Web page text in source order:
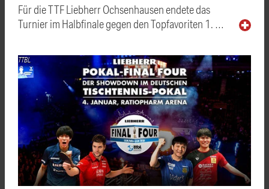
Für die TTF Liebherr Ochsenhausen endete das
Turnier im Halbfinale gegen den Topfavoriten 1. …
TTBL